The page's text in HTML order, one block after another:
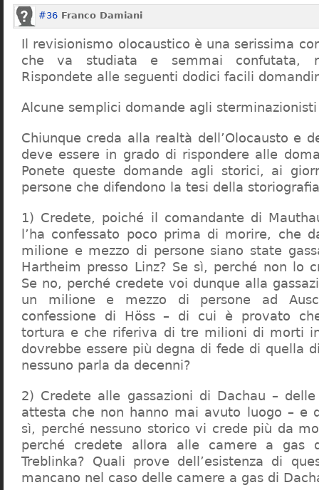
#36 Franco Damiani
Il revisionismo olocaustico è una serissima
che va studiata e semmai confutata,
Rispondete alle seguenti dodici facili
Alcune semplici domande agli sterminazionisti
Chiunque creda alla realtà dell’Olocausto e
deve essere in grado di rispondere alle
Ponete queste domande agli storici, ai
persone che difendono la tesi della
1) Credete, poiché il comandante di
l’ha confessato poco prima di morire, che
milione e mezzo di persone siano state
Hartheim presso Linz? Se sì, perché non lo
Se no, perché credete voi dunque alla
un milione e mezzo di persone ad
confessione di Höss – di cui è provato
tortura e che riferiva di tre milioni di morti
dovrebbe essere più degna di fede di quella
nessuno parla da decenni?
2) Credete alle gassazioni di Dachau –
attesta che non hanno mai avuto luogo – e
sì, perché nessuno storico vi crede più da
perché credete allora alle camere a gas
Treblinka? Quali prove dell’esistenza di
mancano nel caso delle camere a gas di